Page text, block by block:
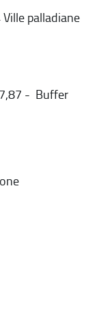
palladiane
- Buffer